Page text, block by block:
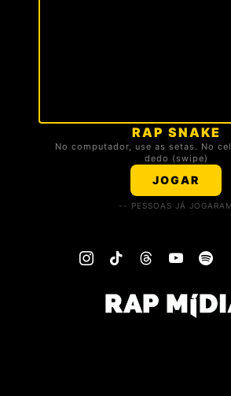
RAP SNAKE
No computador, use as setas. No
dedo (swipe)
JOGAR
🏆 TOP 3 DA TROPA
Carregando ranking...
-- PESSOAS JÁ JOGARAM